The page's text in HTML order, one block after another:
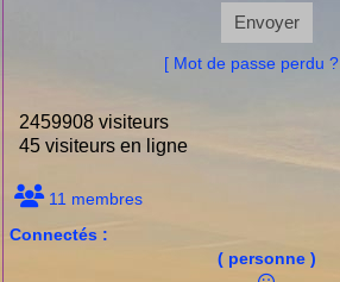
Envoyer
[ Mot de passe perdu ?
2459908 visiteurs
45 visiteurs en ligne
11 membres
Connectés :
( personne )